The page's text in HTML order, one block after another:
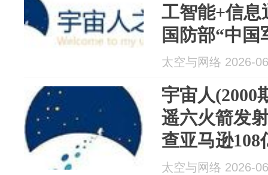
工智能+信息
国防部“中
多家航天、
IPO获4倍认
太空与网络 2026-
宇宙人(2000
遥六火箭发
查亚马逊108
Globalstar；
太空与网络 2026-